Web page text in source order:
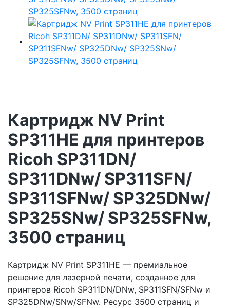
Картридж NV Print
SP311HE для принтеров
Ricoh SP311DN/
SP311DNw/ SP311SFN/
SP311SFNw/ SP325DNw/
SP325SNw/ SP325SFNw,
3500 страниц
Картридж NV Print SP311HE — премиальное
решение для лазерной печати, созданное для
принтеров Ricoh SP311DN/DNw, SP311SFN/SFNw и
SP325DNw/SNw/SFNw. Ресурс 3500 страниц и